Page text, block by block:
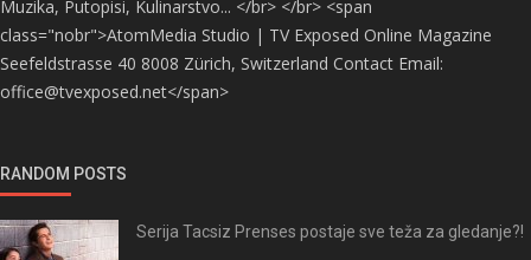
Muzika, Putopisi, Kulinarstvo... </br> </br> <span
class="nobr">AtomMedia Studio | TV Exposed Online Magazine
Seefeldstrasse 40 8008 Zürich, Switzerland Contact Email:
office@tvexposed.net</span>
RANDOM POSTS
Serija Tacsiz Prenses postaje sve teža za gledanje?!